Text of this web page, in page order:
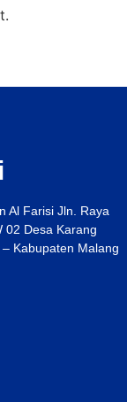
Al Farisi Jln. Raya
02 Desa Karang
Kabupaten Malang